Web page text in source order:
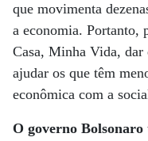
que movimenta
a economia. Portanto,
Casa, Minha Vida, dar
ajudar os que têm
econômica com a
O governo